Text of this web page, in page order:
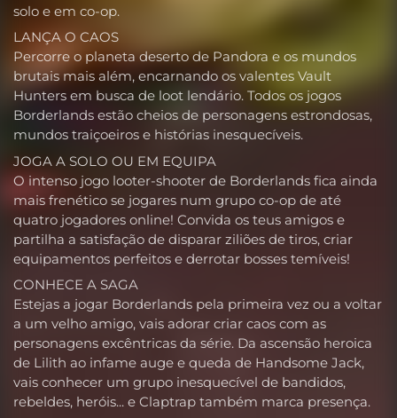
solo e em co-op.
LANÇA O CAOS
Percorre o planeta deserto de Pandora e os mundos
brutais mais além, encarnando os valentes Vault
Hunters em busca de loot lendário. Todos os jogos
Borderlands estão cheios de personagens estrondosas,
mundos traiçoeiros e histórias inesquecíveis.
JOGA A SOLO OU EM EQUIPA
O intenso jogo looter-shooter de Borderlands fica ainda
mais frenético se jogares num grupo co-op de até
quatro jogadores online! Convida os teus amigos e
partilha a satisfação de disparar ziliões de tiros, criar
equipamentos perfeitos e derrotar bosses temíveis!
CONHECE A SAGA
Estejas a jogar Borderlands pela primeira vez ou a voltar
a um velho amigo, vais adorar criar caos com as
personagens excêntricas da série. Da ascensão heroica
de Lilith ao infame auge e queda de Handsome Jack,
vais conhecer um grupo inesquecível de bandidos,
rebeldes, heróis... e Claptrap também marca presença.